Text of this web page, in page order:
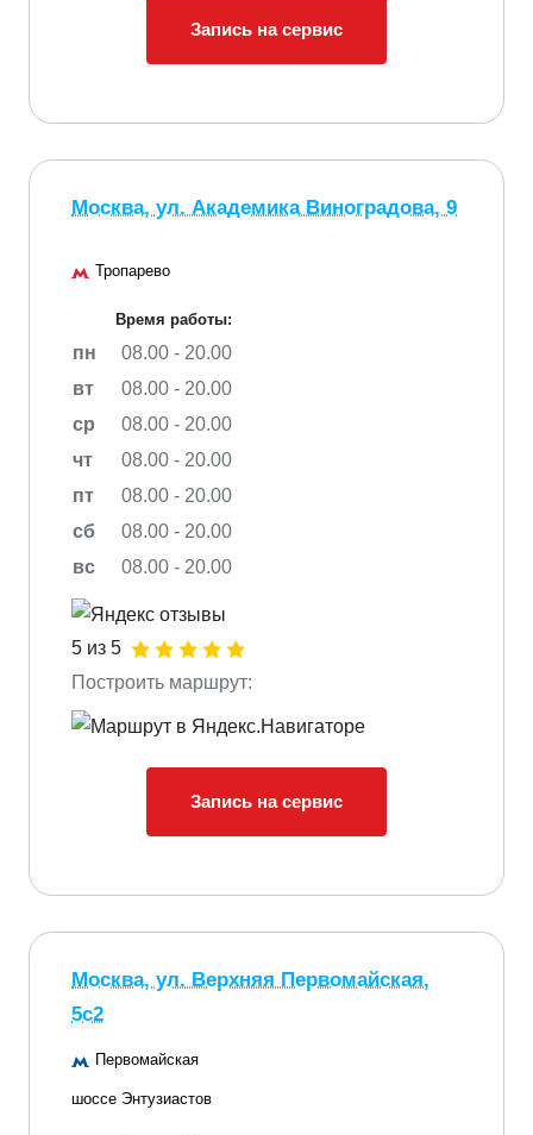
Запись на сервис
Москва, ул. Академика Виноградова, 9
Тропарево
Время работы:
пн
08.00 - 20.00
вт
08.00 - 20.00
ср
08.00 - 20.00
чт
08.00 - 20.00
пт
08.00 - 20.00
сб
08.00 - 20.00
вс
08.00 - 20.00
5 из 5
Построить маршрут:
Запись на сервис
Москва, ул. Верхняя Первомайская,
5с2
Первомайская
шоссе Энтузиастов